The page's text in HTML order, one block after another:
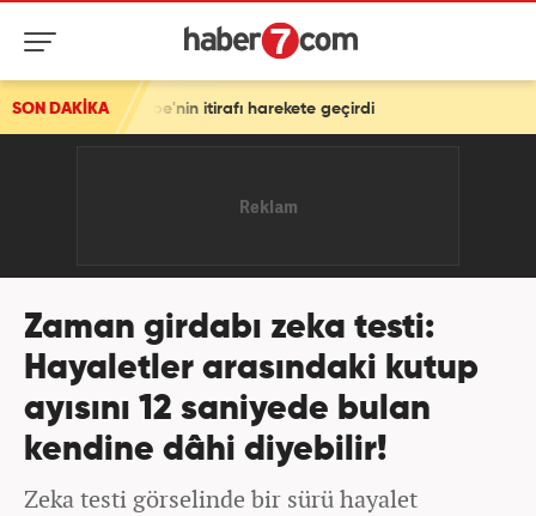
SON DAKİKA
harekete geçirdi
Zaman girdabı zeka testi:
Hayaletler arasındaki kutup
ayısını 12 saniyede bulan
kendine dâhi diyebilir!
Zeka testi görselinde bir sürü hayalet